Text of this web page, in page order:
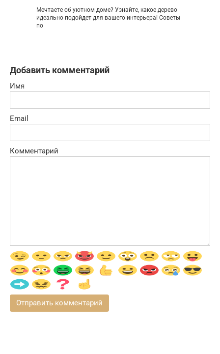
Мечтаете об уютном доме? Узнайте, какое дерево
идеально подойдет для вашего интерьера! Советы
по
Добавить комментарий
Имя
Email
Комментарий